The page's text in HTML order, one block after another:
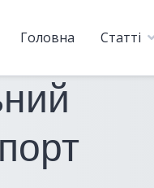
Головна Статті